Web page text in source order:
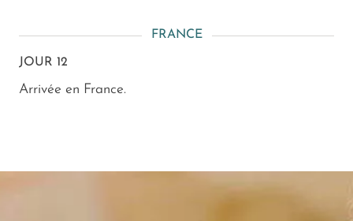
FRANCE
JOUR 12
Arrivée en France.